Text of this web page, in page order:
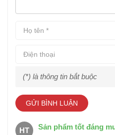
Nhẹ nhàng và tinh tế, nhưng
việc hãng thành công đưa chức
Samsung Galaxy Z Flip4 sống
(*) là thông tin bắt buộc
GỬI BÌNH LUẬN
Sản phẩm tốt đáng
HT